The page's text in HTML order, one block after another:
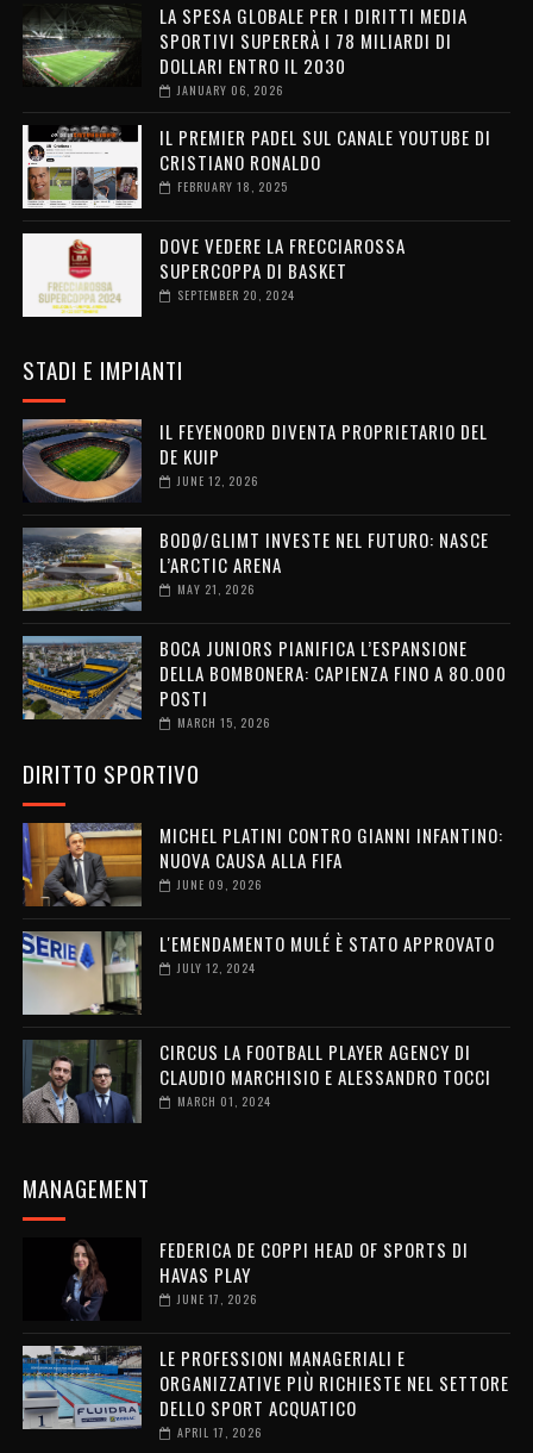
LA SPESA GLOBALE PER I DIRITTI MEDIA
SPORTIVI SUPERERÀ I 78 MILIARDI DI
DOLLARI ENTRO IL 2030
JANUARY 06, 2026
IL PREMIER PADEL SUL CANALE YOUTUBE DI
CRISTIANO RONALDO
FEBRUARY 18, 2025
DOVE VEDERE LA FRECCIAROSSA
SUPERCOPPA DI BASKET
SEPTEMBER 20, 2024
STADI E IMPIANTI
IL FEYENOORD DIVENTA PROPRIETARIO DEL
DE KUIP
JUNE 12, 2026
BODØ/GLIMT INVESTE NEL FUTURO: NASCE
L’ARCTIC ARENA
MAY 21, 2026
BOCA JUNIORS PIANIFICA L’ESPANSIONE
DELLA BOMBONERA: CAPIENZA FINO A 80.000
POSTI
MARCH 15, 2026
DIRITTO SPORTIVO
MICHEL PLATINI CONTRO GIANNI INFANTINO:
NUOVA CAUSA ALLA FIFA
JUNE 09, 2026
L'EMENDAMENTO MULÉ È STATO APPROVATO
JULY 12, 2024
CIRCUS LA FOOTBALL PLAYER AGENCY DI
CLAUDIO MARCHISIO E ALESSANDRO TOCCI
MARCH 01, 2024
MANAGEMENT
FEDERICA DE COPPI HEAD OF SPORTS DI
HAVAS PLAY
JUNE 17, 2026
LE PROFESSIONI MANAGERIALI E
ORGANIZZATIVE PIÙ RICHIESTE NEL SETTORE
DELLO SPORT ACQUATICO
APRIL 17, 2026